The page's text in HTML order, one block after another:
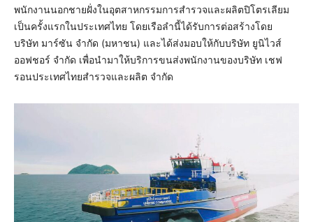
พนักงานนอกชายฝั่งในอุตสาหกรรมการสำรวจและผลิตปิโตรเลียม
เป็นครั้งแรกในประเทศไทย โดยเรือลำนี้ได้รับการต่อสร้างโดย
บริษัท มาร์ซัน จำกัด (มหาชน) และได้ส่งมอบให้กับบริษัท ยูนิไวส์
ออฟชอร์ จำกัด เพื่อนำมาให้บริการขนส่งพนักงานของบริษัท เชฟ
รอนประเทศไทยสำรวจและผลิต จำกัด